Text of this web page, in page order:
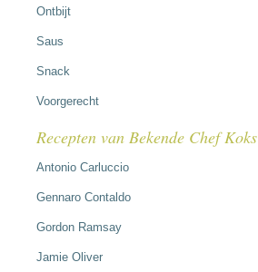
Ontbijt
Saus
Snack
Voorgerecht
Recepten van Bekende Chef Koks
Antonio Carluccio
Gennaro Contaldo
Gordon Ramsay
Jamie Oliver